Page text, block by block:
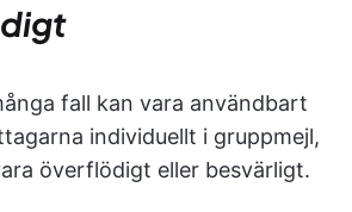
fall kan vara användbart
individuellt i gruppmejl,
överflödigt eller besvärligt.